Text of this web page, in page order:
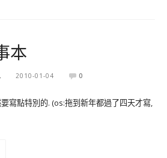
本
2010-01-04 0
寫點特別的. (os:拖到新年都過了四天才寫,